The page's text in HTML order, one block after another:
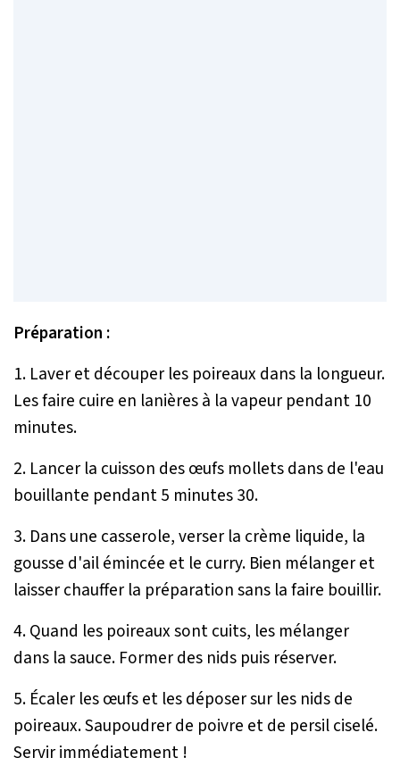
Préparation :
1. Laver et découper les poireaux dans la longueur.
Les faire cuire en lanières à la vapeur pendant 10
minutes.
2. Lancer la cuisson des œufs mollets dans de l'eau
bouillante pendant 5 minutes 30.
3. Dans une casserole, verser la crème liquide, la
gousse d'ail émincée et le curry. Bien mélanger et
laisser chauffer la préparation sans la faire bouillir.
4. Quand les poireaux sont cuits, les mélanger
dans la sauce. Former des nids puis réserver.
5. Écaler les œufs et les déposer sur les nids de
poireaux. Saupoudrer de poivre et de persil ciselé.
Servir immédiatement !